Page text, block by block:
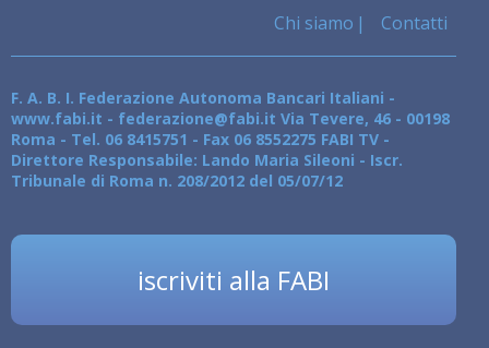
Chi siamo Contatti
F. A. B. I. Federazione Autonoma Bancari Italiani -
www.fabi.it - federazione@fabi.it Via Tevere, 46 - 00198
Roma - Tel. 06 8415751 - Fax 06 8552275 FABI TV -
Direttore Responsabile: Lando Maria Sileoni - Iscr.
Tribunale di Roma n. 208/2012 del 05/07/12
iscriviti alla FABI